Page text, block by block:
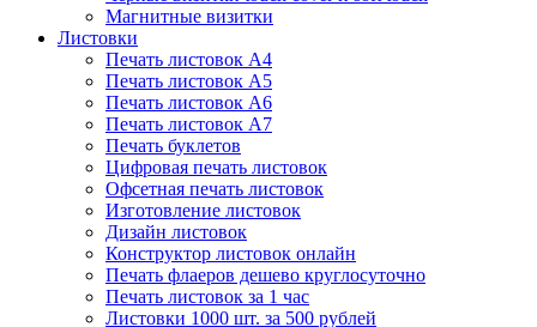
Магнитные визитки
Листовки
Печать листовок А4
Печать листовок А5
Печать листовок А6
Печать листовок А7
Печать буклетов
Цифровая печать листовок
Офсетная печать листовок
Изготовление листовок
Дизайн листовок
Конструктор листовок онлайн
Печать флаеров дешево круглосуточно
Печать листовок за 1 час
Листовки 1000 шт. за 500 рублей